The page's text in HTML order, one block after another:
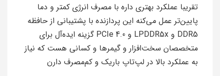
تقریبا عملکرد بهتری داره با مصرف انرژی کمتر و دما
پایین‌تر عمل می‌کنه این پردازنده با پشتیبانی از حافظه
DDR5 و LPDDR5x و PCIe 4.0 گزینه ایده‌آل برای
متخصصان سخت‌افزار و گیمرها و کسانی هست که نیاز
به عملکرد بالا در لپ‌تاپ باریک و کم‌مصرف دارن